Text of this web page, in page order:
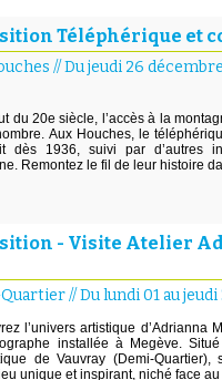
Téléphérique et
//Du jeudi 26
du 20e siècle, l’accès à la
Aux Houches, le
dès 1936, suivi par d’autres
Remontez le fil de leur histoire
- Visite Atelier
//Du lundi 01 au
l’univers artistique d’Adrianna
installée à Megève.
de Vauvray (Demi-Quartier),
unique et inspirant, niché face